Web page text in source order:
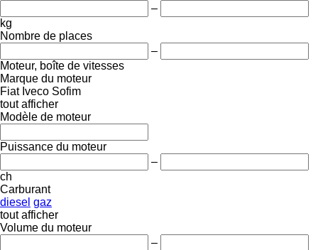
–
kg
Nombre de places
–
Moteur, boîte de vitesses
Marque du moteur
Fiat Iveco Sofim
tout afficher
Modèle de moteur
Puissance du moteur
–
ch
Carburant
diesel gaz
tout afficher
Volume du moteur
–